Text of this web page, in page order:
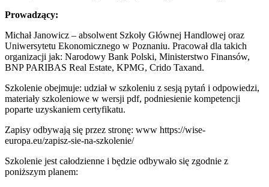
Prowadzący:
Michał Janowicz – absolwent Szkoły Głównej Handlowej oraz
Uniwersytetu Ekonomicznego w Poznaniu. Pracował dla takich
organizacji jak: Narodowy Bank Polski, Ministerstwo Finansów,
BNP PARIBAS Real Estate, KPMG, Crido Taxand.
Szkolenie obejmuje: udział w szkoleniu z sesją pytań i odpowiedzi,
materiały szkoleniowe w wersji pdf, podniesienie kompetencji
poparte uzyskaniem certyfikatu.
Zapisy odbywają się przez stronę: www https://wise-
europa.eu/zapisz-sie-na-szkolenie/
Szkolenie jest całodzienne i będzie odbywało się zgodnie z
poniższym planem: